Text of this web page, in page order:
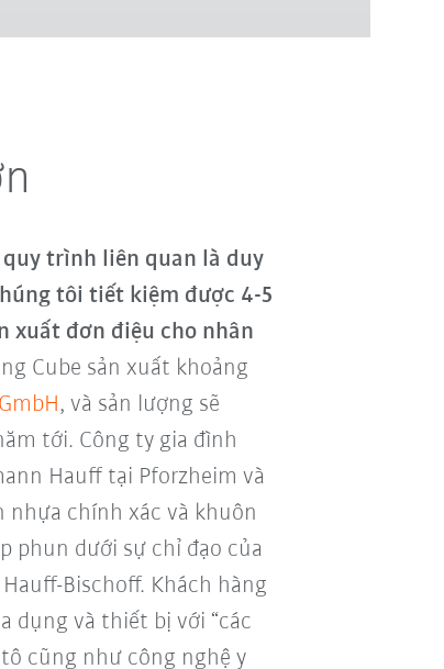
trình liên quan là duy
tôi tiết kiệm được 4-5
xuất đơn điệu cho nhân
Cube sản xuất khoảng
, và sản lượng sẽ
tới. Công ty gia đình
Hauff tại Pforzheim và
nhựa chính xác và khuôn
phun dưới sự chỉ đạo của
Bischoff. Khách hàng
dụng và thiết bị với “các
cũng như công nghệ y